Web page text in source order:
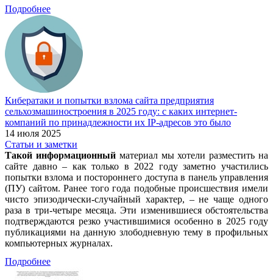
Подробнее
Кибератаки и попытки взлома сайта предприятия
сельхозмашиностроения в 2025 году: с каких интернет-
компаний по принадлежности их IP-адресов это было
14 июля 2025
Статьи и заметки
Такой информационныйматериал мы хотели разместить на
сайте давно – как только в 2022 году заметно участились
попытки взлома и постороннего доступа в панель управления
(ПУ) сайтом. Ранее того года подобные происшествия имели
чисто эпизодически-случайный характер, – не чаще одного
раза в три-четыре месяца. Эти изменившиеся обстоятельства
подтверждаются резко участившимися особенно в 2025 году
публикациями на данную злободневную тему в профильных
компьютерных журналах.
Подробнее